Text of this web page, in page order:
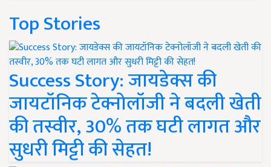
Top Stories
Success Story: जायडेक्स की
जायटॉनिक टेक्नोलॉजी ने बदली खेती
की तस्वीर, 30% तक घटी लागत और
सुधरी मिट्टी की सेहत!